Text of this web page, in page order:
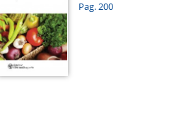
Pag. 200